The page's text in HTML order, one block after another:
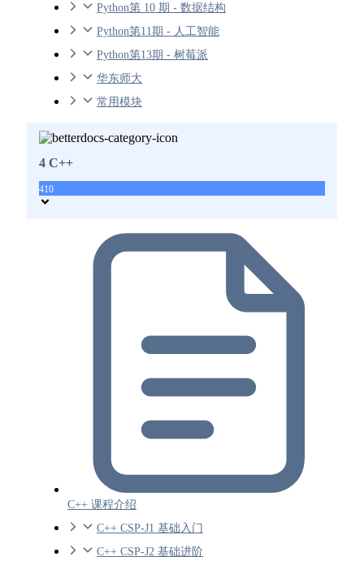
Python第 10 期 - 数据结构
Python第11期 - 人工智能
Python第13期 - 树莓派
华东师大
常用模块
4 C++
410
C++ 课程介绍
C++ CSP-J1 基础入门
C++ CSP-J2 基础进阶